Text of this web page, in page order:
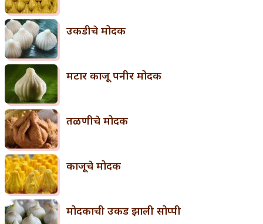
उकडीचे मोदक
मटार काजू पनीर मोदक
तळणीचे मोदक
काजूचे मोदक
मोदकाची उकड झाली सोप्पी